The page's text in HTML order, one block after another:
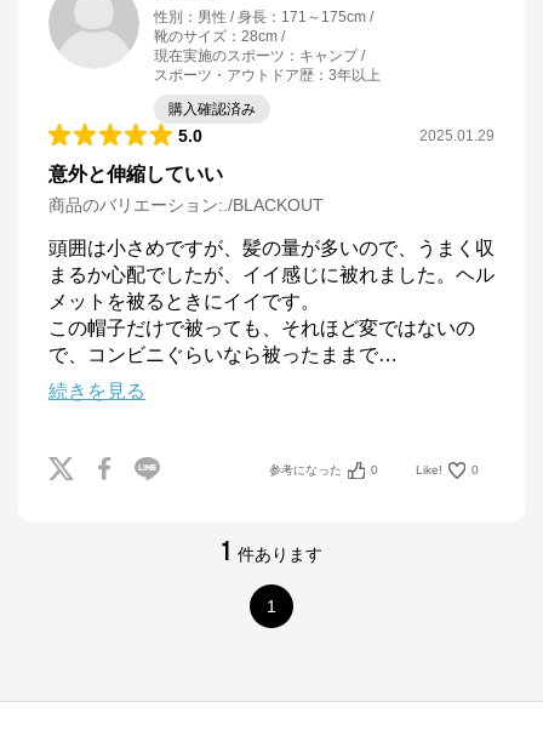
性別 ： 男性 身長 ： 171～175cm
靴のサイズ ： 28cm
現在実施のスポーツ ： キャンプ
スポーツ・アウトドア歴 ： 3年以上
購入確認済み
5.0 2025.01.29
意外と伸縮していい
商品のバリエーション: ./BLACKOUT
頭囲は小さめですが、髪の量が多いので、うまく収
まるか心配でしたが、イイ感じに被れました。ヘル
メットを被るときにイイです。
この帽子だけで被っても、それほど変ではないの
で、コンビニぐらいなら被ったままで…
続きを見る
参考になった 0 Like! 0
1 件あります
1